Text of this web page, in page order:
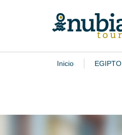
Inicio EGIPTO